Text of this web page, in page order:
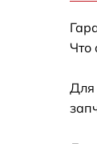
Что
Для